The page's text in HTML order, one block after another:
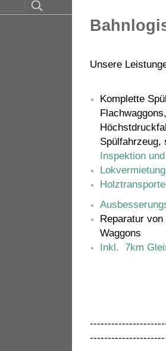
Unsere
Komplette
Inspektion
Holztransporte
Reparatur
Waggons
Inkl. 7km
---------------------